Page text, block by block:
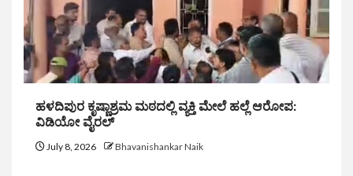
ಹಳದಿಪುರ ಕೃಷ್ಣಾಶ್ರಮ ಮಠದಲ್ಲಿ ವ್ಯಕ್ತಿ ಮೇಲೆ ಹಲ್ಲೆ ಆರೋಪ:
ವಿಡಿಯೋ ವೈರಲ್
July 8, 2026 Bhavanishankar Naik